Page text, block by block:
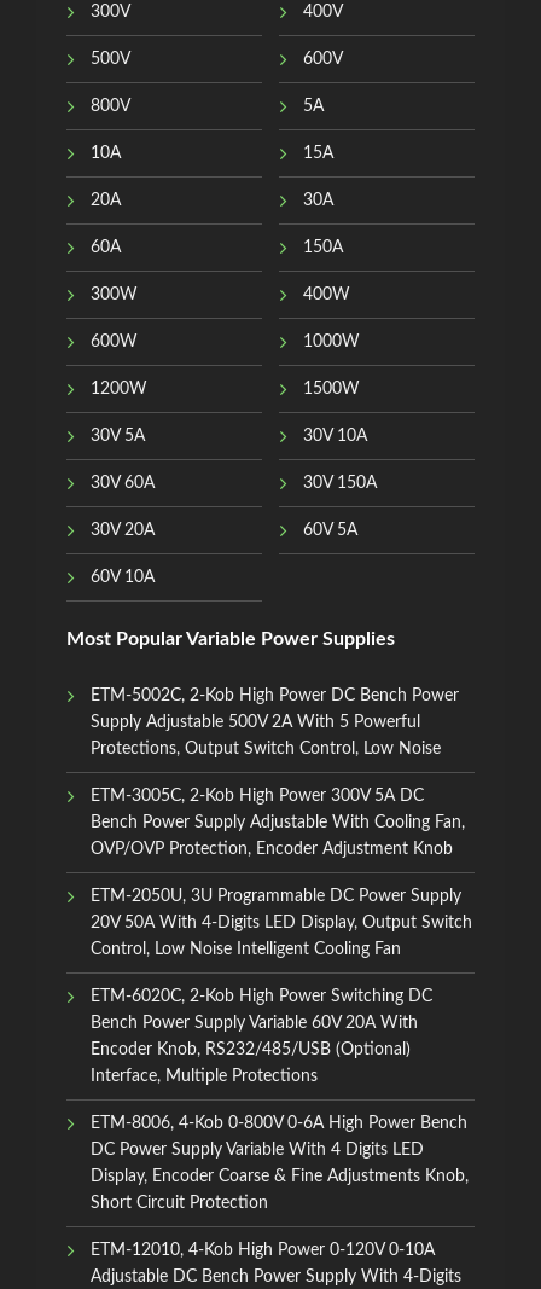
300V 400V
500V 600V
800V 5A
10A 15A
20A 30A
60A 150A
300W 400W
600W 1000W
1200W 1500W
30V 5A 30V 10A
30V 60A 30V 150A
30V 20A 60V 5A
60V 10A
Most Popular Variable Power Supplies
ETM-5002C, 2-Kob High Power DC Bench Power
Supply Adjustable 500V 2A With 5 Powerful
Protections, Output Switch Control, Low Noise
ETM-3005C, 2-Kob High Power 300V 5A DC
Bench Power Supply Adjustable With Cooling Fan,
OVP/OVP Protection, Encoder Adjustment Knob
ETM-2050U, 3U Programmable DC Power Supply
20V 50A With 4-Digits LED Display, Output Switch
Control, Low Noise Intelligent Cooling Fan
ETM-6020C, 2-Kob High Power Switching DC
Bench Power Supply Variable 60V 20A With
Encoder Knob, RS232/485/USB (Optional)
Interface, Multiple Protections
ETM-8006, 4-Kob 0-800V 0-6A High Power Bench
DC Power Supply Variable With 4 Digits LED
Display, Encoder Coarse & Fine Adjustments Knob,
Short Circuit Protection
ETM-12010, 4-Kob High Power 0-120V 0-10A
Adjustable DC Bench Power Supply With 4-Digits